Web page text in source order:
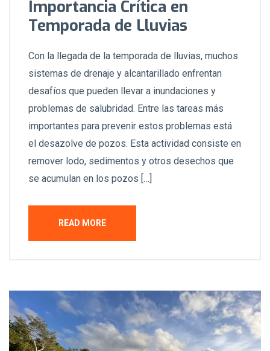
Importancia Crítica en
Temporada de Lluvias
Con la llegada de la temporada de lluvias, muchos
sistemas de drenaje y alcantarillado enfrentan
desafíos que pueden llevar a inundaciones y
problemas de salubridad. Entre las tareas más
importantes para prevenir estos problemas está
el desazolve de pozos. Esta actividad consiste en
remover lodo, sedimentos y otros desechos que
se acumulan en los pozos […]
READ MORE